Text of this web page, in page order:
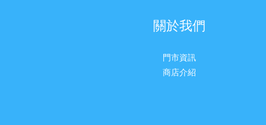
關於我們
門市資訊
商店介紹